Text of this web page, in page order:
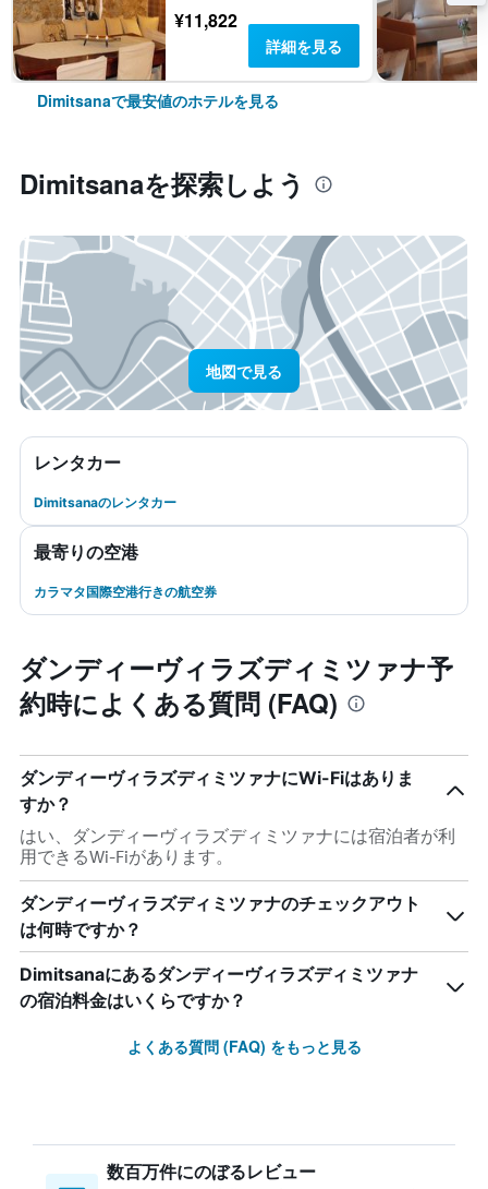
¥11,822
詳細を見る
Dimitsanaで最安値のホテルを見る
Dimitsana​を探索しよう
地図で見る
レンタカー
Dimitsanaのレンタカー
最寄りの空港
カラマタ国際空港行きの航空券
ダンディーヴィラズディミツァナ予
約時によくある質問 (FAQ)
ダンディーヴィラズディミツァナにWi-Fiはありま
すか？
はい、ダンディーヴィラズディミツァナには宿泊者が利
用できるWi-Fiがあります。
ダンディーヴィラズディミツァナのチェックアウト
は何時ですか？
Dimitsanaにあるダンディーヴィラズディミツァナ
の宿泊料金はいくらですか？
よくある質問 (FAQ) をもっと見る
数百万件にのぼるレビュー